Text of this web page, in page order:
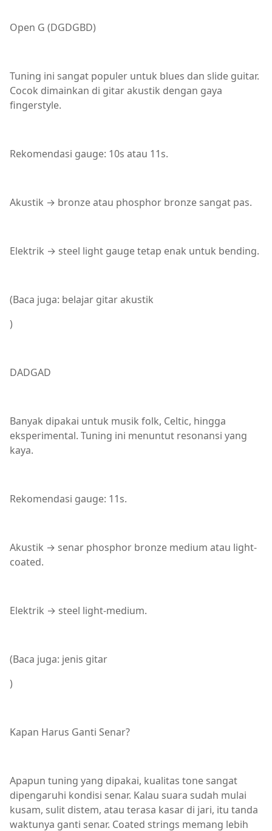
Open G (DGDGBD)
Tuning ini sangat populer untuk blues dan slide guitar.
Cocok dimainkan di gitar akustik dengan gaya
fingerstyle.
Rekomendasi gauge: 10s atau 11s.
Akustik → bronze atau phosphor bronze sangat pas.
Elektrik → steel light gauge tetap enak untuk bending.
(Baca juga: belajar gitar akustik
)
DADGAD
Banyak dipakai untuk musik folk, Celtic, hingga
eksperimental. Tuning ini menuntut resonansi yang
kaya.
Rekomendasi gauge: 11s.
Akustik → senar phosphor bronze medium atau light-
coated.
Elektrik → steel light-medium.
(Baca juga: jenis gitar
)
Kapan Harus Ganti Senar?
Apapun tuning yang dipakai, kualitas tone sangat
dipengaruhi kondisi senar. Kalau suara sudah mulai
kusam, sulit distem, atau terasa kasar di jari, itu tanda
waktunya ganti senar. Coated strings memang lebih